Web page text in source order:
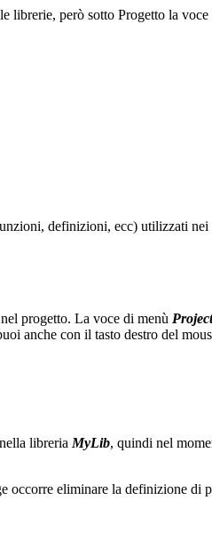
librerie, però sotto Progetto la
definizioni, ecc) utilizzati
progetto. La voce di menù
anche con il tasto destro del
libreria MyLib, quindi nel
eliminare la definizione di